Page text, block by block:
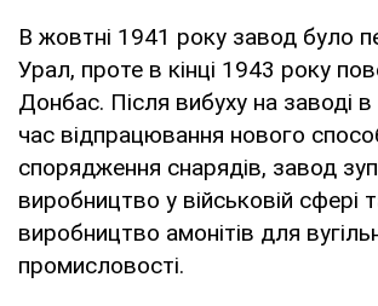
В жовтні 1941 року завод було
Урал, проте в кінці 1943 року
Донбас. Після вибуху на заводі в
час відпрацювання нового
спорядження снарядів, завод
виробництво у військовій сфері
виробництво амонітів для
промисловості.